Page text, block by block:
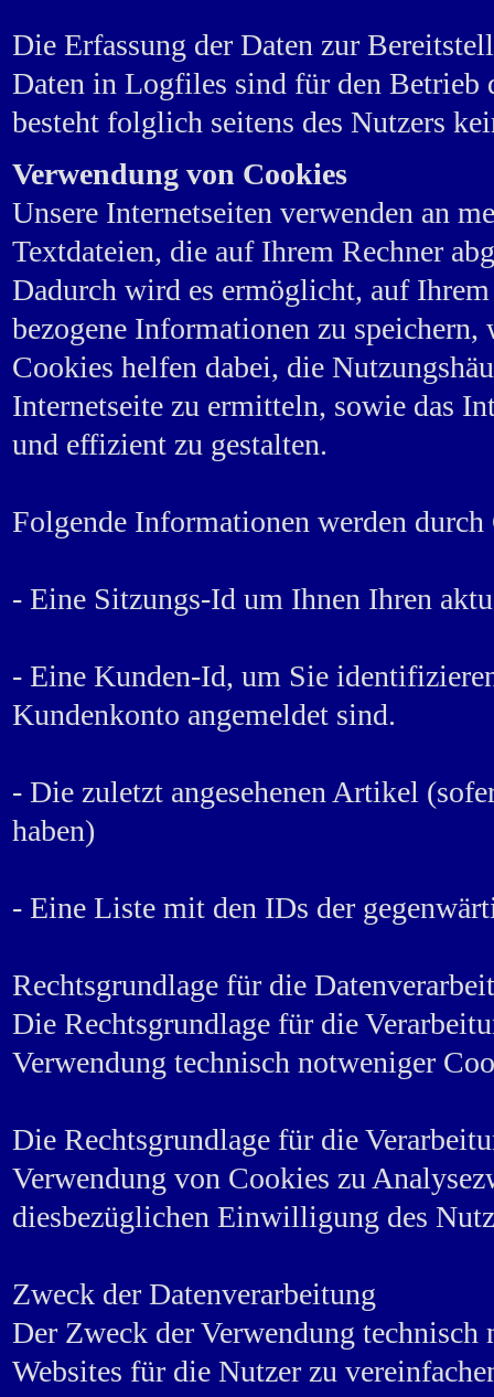
Die Erfassung der Daten zur
Daten in Logfiles sind für den Betrieb
besteht folglich seitens des Nutzers
Verwendung von Cookies
Unsere Internetseiten verwenden an
Textdateien, die auf Ihrem Rechner
Dadurch wird es ermöglicht, auf
bezogene Informationen zu speichern,
Cookies helfen dabei, die
Internetseite zu ermitteln, sowie das
und effizient zu gestalten.
Folgende Informationen werden durch
- Eine Sitzungs-Id um Ihnen Ihren
- Eine Kunden-Id, um Sie
Kundenkonto angemeldet sind.
- Die zuletzt angesehenen Artikel
haben)
- Eine Liste mit den IDs der
Rechtsgrundlage für die
Die Rechtsgrundlage für die
Verwendung technisch notweniger
Die Rechtsgrundlage für die
Verwendung von Cookies zu
diesbezüglichen Einwilligung des
Zweck der Datenverarbeitung
Der Zweck der Verwendung
Websites für die Nutzer zu